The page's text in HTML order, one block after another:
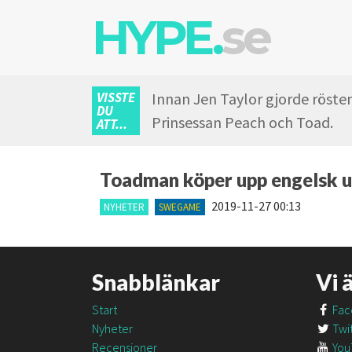
HYPE.se
VISSTE
DU
ATT...
Innan Jen Taylor gjorde
Prinsessan Peach och Toad.
Toadman köper upp engelsk
NYHETER SWEGAME 2019-11-27 00:13
Snabblänkar
Start
Nyheter
Recensioner
Vi